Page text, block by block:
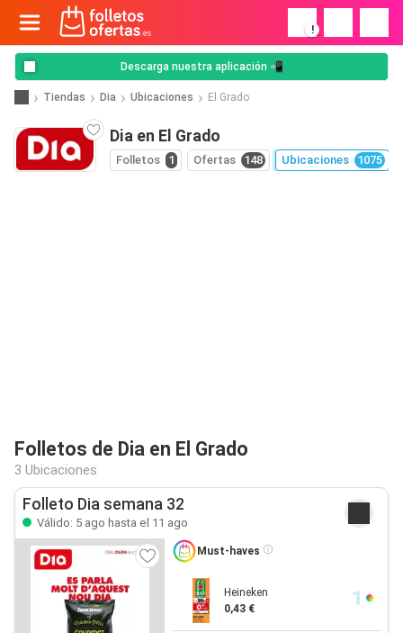
!
Descarga nuestra aplicación 📲
Tiendas Dia Ubicaciones El Grado
Dia en El Grado
Folletos 1 Ofertas 148 Ubicaciones 1075
Folletos de Dia en El Grado
3 Ubicaciones
Folleto Dia semana 32
Válido: 5 ago hasta el 11 ago
Must-haves
Heineken
0,43 €